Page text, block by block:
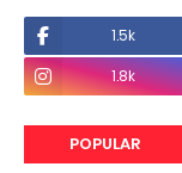
1.5k
1.8k
POPULAR